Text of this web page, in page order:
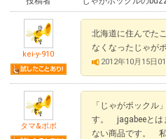
kei-y-910
北海道に住んでた
なくなったじゃが
2012年10月15日
タマ&ポポ
「じゃがポック
す。 jagabeeとは
ない商品です。